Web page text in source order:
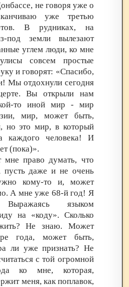
не говоря уже о
уже третью
В рудниках, на
под земли вылезают
углем люди, ко мне
совсем простые
и говорят: «Спасибо,
Мы отдохнули сегодня
Вы открыли нам
то иной мир - мир
мир, может быть,
но это мир, в который
каждого человека! И
(пока)».
мне право думать, что
пусть даже и не очень
кому-то и, может
А мне уже 68-й год! Я
языком
на «коду». Сколько
Не знаю. Может
года, может быть,
ли уже признать? Не
с той огромной
ко мне, которая,
меня, как поплавок,